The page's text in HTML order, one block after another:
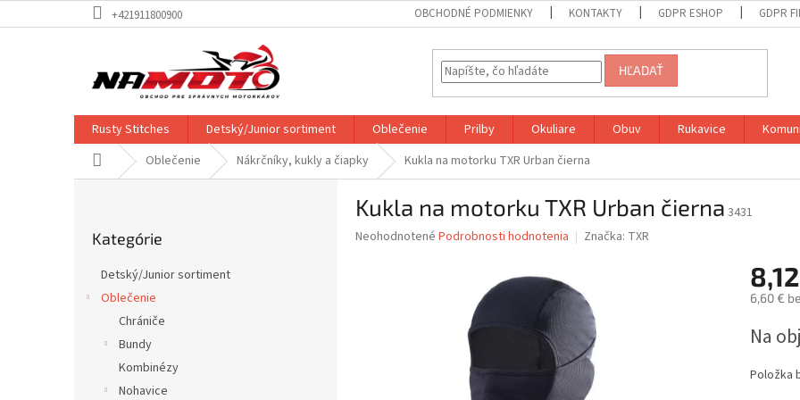
na
+421911800900 OBCHODNÉ PODMIENKY KONTAKTY GDPR ESHOP GDPR
HĽADAŤ
Rusty Stitches Detský/Junior sortiment Oblečenie Prilby Okuliare Obuv Rukavice
Domov Oblečenie Nákrčníky, kukly a čiapky Kukla na motorku TXR Urban čierna
kategórie
Kategórie
Detský/Junior sortiment
Oblečenie
Chrániče
Bundy
Kombinézy
Nohavice
Kukla na motorku TXR Urban čierna 3431
Priemerné
Neohodnotené Podrobnosti hodnotenia Značka: TXR
6,60 €
cena:
Na
Položka